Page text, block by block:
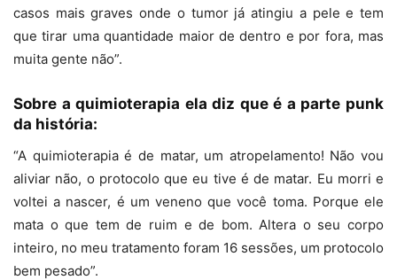
casos mais graves onde o tumor já atingiu a pele e tem
que tirar uma quantidade maior de dentro e por fora, mas
muita gente não”.
Sobre a quimioterapia ela diz que é a parte punk
da história:
“A quimioterapia é de matar, um atropelamento! Não vou
aliviar não, o protocolo que eu tive é de matar. Eu morri e
voltei a nascer, é um veneno que você toma. Porque ele
mata o que tem de ruim e de bom. Altera o seu corpo
inteiro, no meu tratamento foram 16 sessões, um protocolo
bem pesado”.